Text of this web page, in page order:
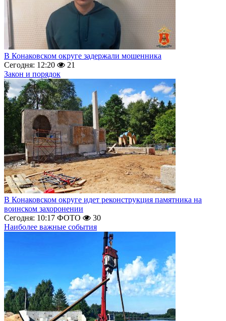
В Конаковском округе задержали мошенника
Сегодня: 12:20
21
Закон и порядок
В Конаковском округе идет реконструкция памятника на
воинском захоронении
Сегодня: 10:17 ФОТО
30
Наиболее важные события